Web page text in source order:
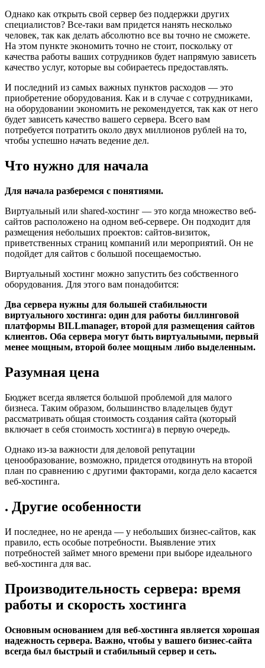
Однако как открыть свой сервер без поддержки других
специалистов? Все-таки вам придется нанять несколько
человек, так как делать абсолютно все вы точно не сможете.
На этом пункте экономить точно не стоит, поскольку от
качества работы ваших сотрудников будет напрямую зависеть
качество услуг, которые вы собираетесь предоставлять.
И последний из самых важных пунктов расходов — это
приобретение оборудования. Как и в случае с сотрудниками,
на оборудовании экономить не рекомендуется, так как от него
будет зависеть качество вашего сервера. Всего вам
потребуется потратить около двух миллионов рублей на то,
чтобы успешно начать ведение дел.
Что нужно для начала
Для начала разберемся с понятиями.
Виртуальный или shared-хостинг — это когда множество веб-
сайтов расположено на одном веб-сервере. Он подходит для
размещения небольших проектов: сайтов-визиток,
приветственных страниц компаний или мероприятий. Он не
подойдет для сайтов с большой посещаемостью.
Виртуальный хостинг можно запустить без собственного
оборудования. Для этого вам понадобится:
Два сервера нужны для большей стабильности
виртуального хостинга: один для работы биллинговой
платформы BILLmanager, второй для размещения сайтов
клиентов. Оба сервера могут быть виртуальными, первый
менее мощным, второй более мощным либо выделенным.
Разумная цена
Бюджет всегда является большой проблемой для малого
бизнеса. Таким образом, большинство владельцев будут
рассматривать общая стоимость создания сайта (который
включает в себя стоимость хостинга) в первую очередь.
Однако из-за важности для деловой репутации
ценообразование, возможно, придется отодвинуть на второй
план по сравнению с другими факторами, когда дело касается
веб-хостинга.
. Другие особенности
И последнее, но не аренда — у небольших бизнес-сайтов, как
правило, есть особые потребности. Выявление этих
потребностей займет много времени при выборе идеального
веб-хостинга для вас.
Производительность сервера: время
работы и скорость хостинга
Основным основанием для веб-хостинга является хорошая
надежность сервера. Важно, чтобы у вашего бизнес-сайта
всегда был быстрый и стабильный сервер и сеть.